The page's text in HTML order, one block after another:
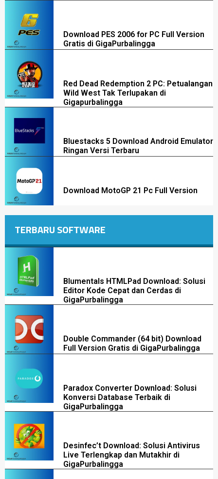
Download PES 2006 for PC Full Version
Gratis di GigaPurbalingga
Red Dead Redemption 2 PC: Petualangan
Wild West Tak Terlupakan di
Gigapurbalingga
Bluestacks 5 Download Android Emulator
Ringan Versi Terbaru
Download MotoGP 21 Pc Full Version
TERBARU SOFTWARE
Blumentals HTMLPad Download: Solusi
Editor Kode Cepat dan Cerdas di
GigaPurbalingga
Double Commander (64 bit) Download
Full Version Gratis di GigaPurbalingga
Paradox Converter Download: Solusi
Konversi Database Terbaik di
GigaPurbalingga
Desinfec’t Download: Solusi Antivirus
Live Terlengkap dan Mutakhir di
GigaPurbalingga